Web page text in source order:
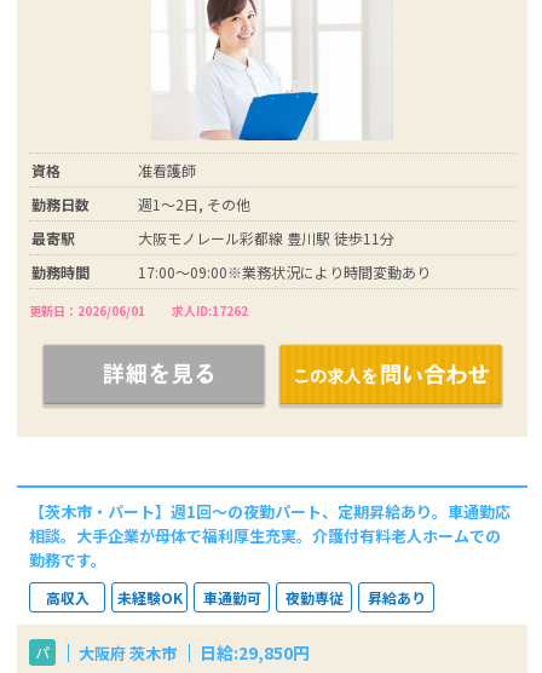
資格
准看護師
勤務日数
週1～2日, その他
最寄駅
大阪モノレール彩都線 豊川駅 徒歩11分
勤務時間
17:00～09:00※業務状況により時間変動あり
更新日：2026/06/01 求人ID:17262
【茨木市・パート】週1回～の夜勤パート、定期昇給あり。車通勤応
相談。大手企業が母体で福利厚生充実。介護付有料老人ホームでの
勤務です。
高収入 未経験OK 車通勤可 夜勤専従 昇給あり
パ 大阪府 茨木市 日給:29,850円